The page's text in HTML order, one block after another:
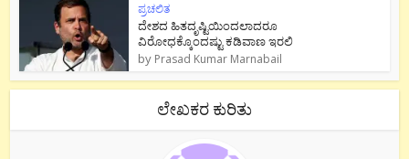
ಪ್ರಚಲಿತ
ದೇಶದ ಹಿತದೃಷ್ಟಿಯಿಂದಲಾದರೂ
ವಿರೋಧಕ್ಕೊಂದಷ್ಟು ಕಡಿವಾಣ ಇರಲಿ
by Prasad Kumar Marnabail
ಲೇಖಕರ ಕುರಿತು